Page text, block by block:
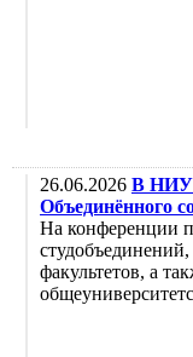
26.06.2026 В НИУ
Объединённого
На конференции
студобъединений,
факультетов, а